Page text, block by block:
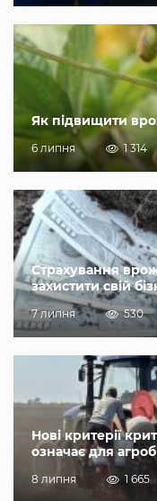
Як підвищити
6 липня 1 314
Страхування
захистити свій
7 липня 530
Нові критерії
означає для
8 липня 1 665